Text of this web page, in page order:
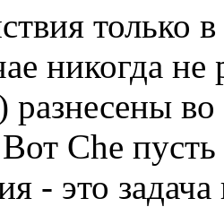
только
никогда не
Che
- это задача